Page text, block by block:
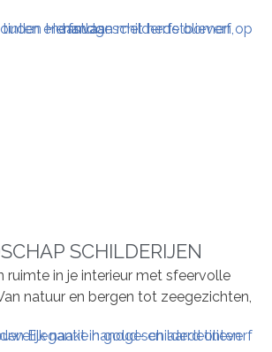
SCHILDERIJEN
ruimte in je interieur met sfeervolle
natuur en bergen tot zeegezichten,